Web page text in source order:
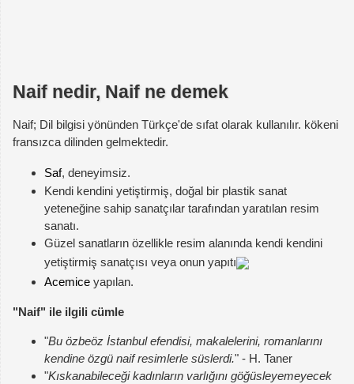
Naif nedir, Naif ne demek
Naif; Dil bilgisi yönünden Türkçe'de sıfat olarak kullanılır. kökeni
fransızca dilinden gelmektedir.
Saf, deneyimsiz.
Kendi kendini yetiştirmiş, doğal bir plastik sanat
yeteneğine sahip sanatçılar tarafından yaratılan resim
sanatı.
Güzel sanatların özellikle resim alanında kendi kendini
yetiştirmiş sanatçısı veya onun yapıtı
Acemice yapılan.
"Naif" ile ilgili cümle
"Bu özbeöz İstanbul efendisi, makalelerini, romanlarını
kendine özgü naif resimlerle süslerdi." - H. Taner
"Kıskanabileceği kadınların varlığını göğüsleyemeyecek